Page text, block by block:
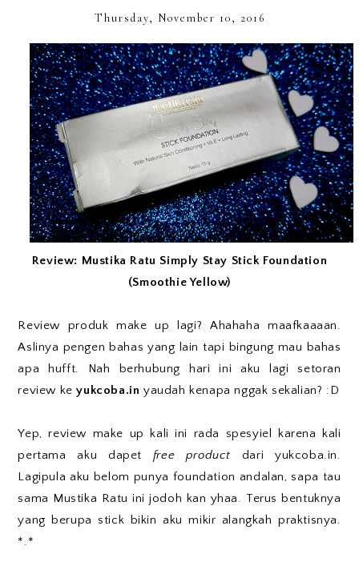
Thursday, November 10, 2016
Review: Mustika Ratu Simply Stay Stick Foundation
(Smoothie Yellow)
Review produk make up lagi? Ahahaha maafkaaaan.
Aslinya pengen bahas yang lain tapi bingung mau bahas
apa hufft. Nah berhubung hari ini aku lagi setoran
review keyukcoba.in yaudah kenapa nggak sekalian? :D
Yep, review make up kali ini rada spesyiel karena kali
pertama aku dapet free product dari yukcoba.in.
Lagipula aku belom punya foundation andalan, sapa tau
sama Mustika Ratu ini jodoh kan yhaa. Terus bentuknya
yang berupa stick bikin aku mikir alangkah praktisnya.
*.*